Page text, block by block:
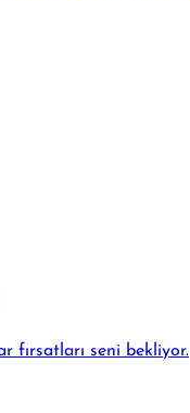
fırsatları seni bekliyor.